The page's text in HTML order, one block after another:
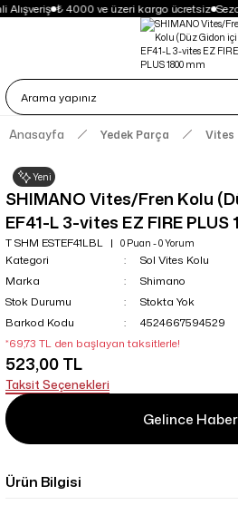
Alışveriş ₺ 4000 ve üzeri kargo ücretsiz
Anasayfa Yedek Parça Vites
Yeni
SHIMANO Vites/Fren Kolu
EF41-L 3-vites EZ FIRE PLUS
T SHM ESTEF41LBL 0 Puan - 0 Yorum
Kategori
Sol Vites Kolu
Marka
Shimano
Stok Durumu
Stokta Yok
Barkod Kodu
4524667594529
*69,73 TL den başlayan taksitlerle!
523,00 TL
Taksit Seçenekleri
Gelince
Ürün Bilgisi